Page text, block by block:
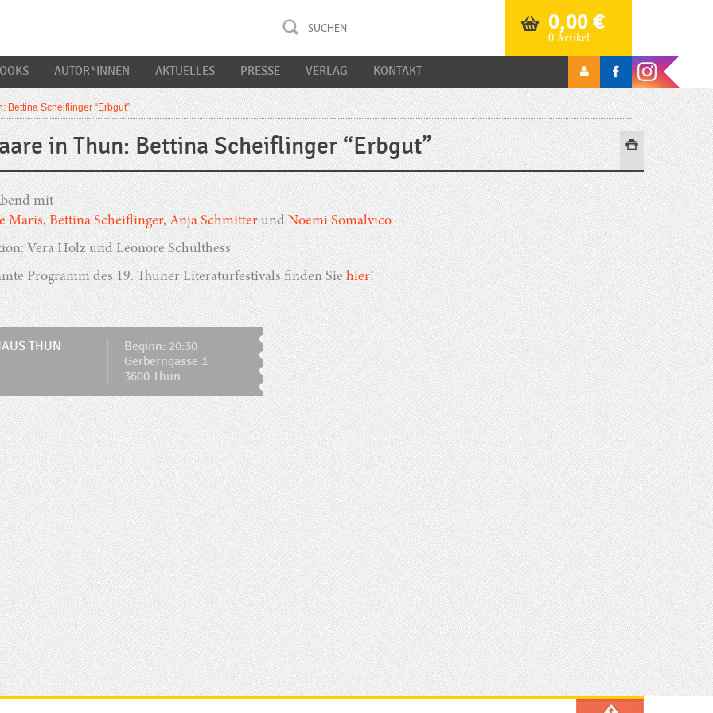
0,00€
0 Artikel
AUTOR*INNEN AKTUELLES PRESSE VERLAG KONTAKT
Bettina Scheiflinger “Erbgut”
in Thun: Bettina Scheiflinger “Erbgut”
mit
Maris,Bettina Scheiflinger,Anja SchmitterundNoemi Somalvico
Vera Holz und Leonore Schulthess
Programm des 19. Thuner Literaturfestivals finden Siehier!
THUN
Beginn: 20:30
Gerberngasse 1
3600 Thun